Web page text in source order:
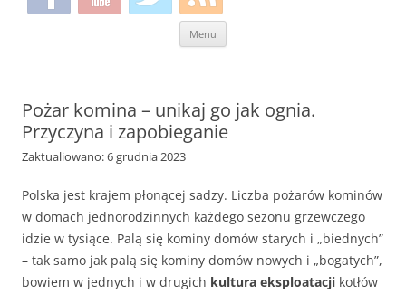
Menu
Pożar komina – unikaj go jak ognia.
Przyczyna i zapobieganie
Zaktualiowano: 6 grudnia 2023
Polska jest krajem płonącej sadzy. Liczba pożarów kominów
w domach jednorodzinnych każdego sezonu grzewczego
idzie w tysiące. Palą się kominy domów starych i „biednych”
– tak samo jak palą się kominy domów nowych i „bogatych”,
bowiem w jednych i w drugich kultura eksploatacji kotłów